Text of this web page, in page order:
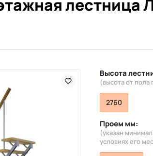
лестница
Высота
(высота от пола
2760
Проем мм:
(указан
условиях его